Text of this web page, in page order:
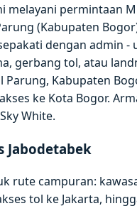
melayani permintaan
(Kabupaten
dengan admin -
gerbang tol, atau
Parung, Kabupaten
ke Kota Bogor.
White.
Jabodetabek
rute campuran:
tol ke Jakarta,